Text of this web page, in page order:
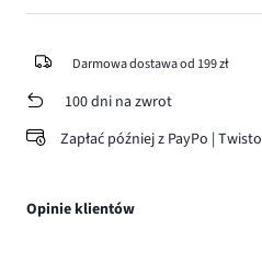
Darmowa dostawa od 199 zł
100 dni na zwrot
Zapłać później z PayPo | Twisto
Opinie klientów